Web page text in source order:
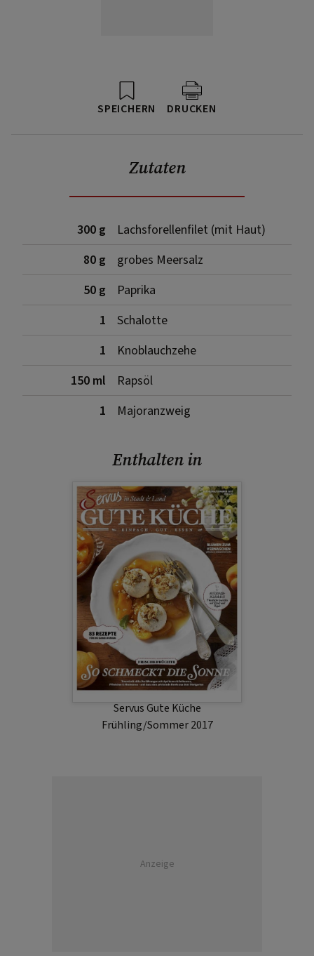
SPEICHERN DRUCKEN
Zutaten
300 g
Lachsforellenfilet (mit Haut)
80 g
grobes Meersalz
50 g
Paprika
1
Schalotte
1
Knoblauchzehe
150 ml
Rapsöl
1
Majoranzweig
Enthalten in
Servus Gute Küche
Frühling/Sommer 2017
Anzeige